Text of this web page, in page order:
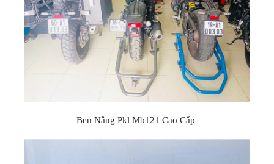
Ben Nâng Pkl Mb121 Cao Cấp